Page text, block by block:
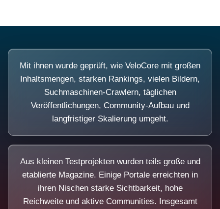
Mit ihnen wurde geprüft, wie VeloCore mit großen
Inhaltsmengen, starken Rankings, vielen Bildern,
Suchmaschinen-Crawlern, täglichen
Veröffentlichungen, Community-Aufbau und
langfristiger Skalierung umgeht.
Aus kleinen Testprojekten wurden teils große und
etablierte Magazine. Einige Portale erreichten in
ihren Nischen starke Sichtbarkeit, hohe
Reichweite und aktive Communities. Insgesamt